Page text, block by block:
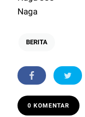
Naga
BERITA
0 KOMENTAR